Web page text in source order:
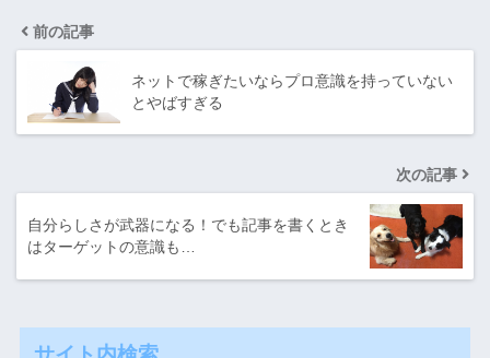
前の記事
ネットで稼ぎたいならプロ意識を持っていない
とやばすぎる
次の記事
自分らしさが武器になる！でも記事を書くとき
はターゲットの意識も…